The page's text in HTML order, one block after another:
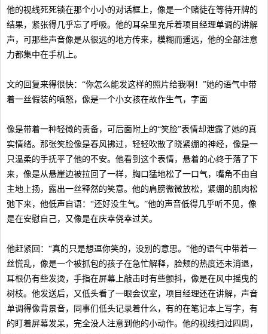
他的视线死死锁在那个小小的对话框上，像是一个赌徒在等待开牌的
结果，紧张得几乎忘了呼吸。他的耳朵里充斥着项目经理单调的讲解
声，可那些声音像是从很远的地方传来，模糊而遥远，他的全部注意
力都集中在手机上。
文的回复来得很快：“你怎么能发这样的照片给我啊！”她的语气中带
着一丝假装的嗔怒，像是一个小女孩在故作生气，字面
像是带着一种轻微的责备，可后面附上的“笑脸”表情却泄露了她的真
实情绪。那张笑脸像是春风拂过，轻轻吹散了晓紧绷的神经，像是一
只温柔的手抚平了他的不安。他看到这个表情，悬着的心终于落了下
来，像是从悬崖边被拉回了一样，胸口猛地松了一口气，嘴角不由自
主地上扬，露出一丝释然的笑意。他的肩膀微微放松，紧绷的肌肉松
弛下来，他低声自语：“还好没生气。”他的声音低得几乎听不见，像
是在安慰自己，又像是在庆幸侥幸过关。
他赶紧回：“真的只是想逗你笑的，没别的意思。”他的语气中带着一
丝慌乱，像是一个被抓包的孩子在急忙解释，脸颊的热度还未消退，
耳根仍有些发烫，手指在屏幕上敲击时有些颤抖，像是在风中摇曳的
树枝。他发送后，又低头看了一眼会议室，项目经理还在讲解，声音
单调得像背景音，同事们低头记录着什么，有的在笔记本上写字，有
的盯着屏幕发呆，完全没人注意到他的小动作。他的视线扫过四周，